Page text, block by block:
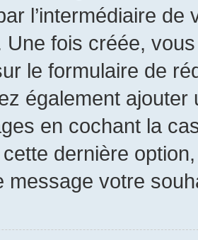
l’intermédiaire
Une fois créée,
le formulaire de
également
en cochant la
dernière
message votre